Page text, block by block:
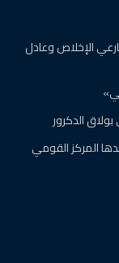
الإخلاص وعادل
الدكرور
المركز القومي